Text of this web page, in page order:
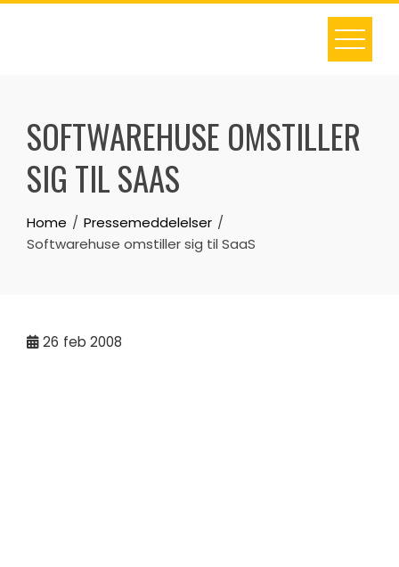
Skip
SOFTWAREHUSE OMSTILLER
SIG TIL SAAS
Home
Pressemeddelelser
Softwarehuse omstiller sig til SaaS
26 feb 2008